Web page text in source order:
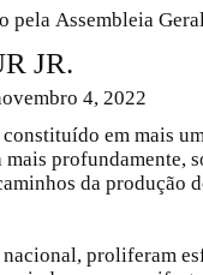
pela Assembleia
JR.
4, 2022
em mais
profundamente,
da produção
proliferam